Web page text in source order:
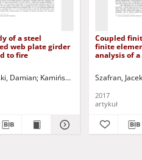
- red.
of a steel
web plate girder
to fire
Damian Kamiński, Marcin Jurczak,
Coupled
finite
analysis of
Szafran, Jacek
2017
artykuł